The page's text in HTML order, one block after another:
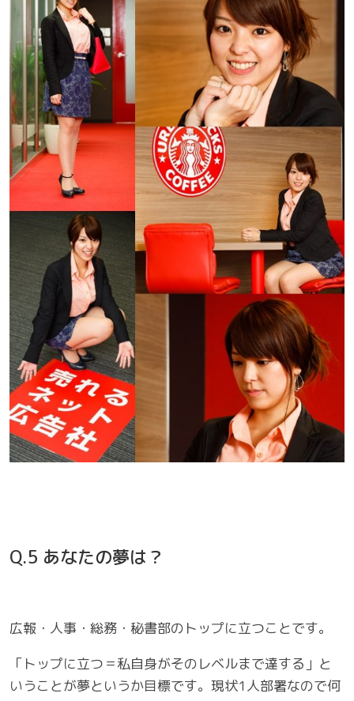
Q.5 あなたの夢は？
広報・人事・総務・秘書部のトップに立つことです。
「トップに立つ＝私自身がそのレベルまで達する」と
いうことが夢というか目標です。現状1人部署なので何